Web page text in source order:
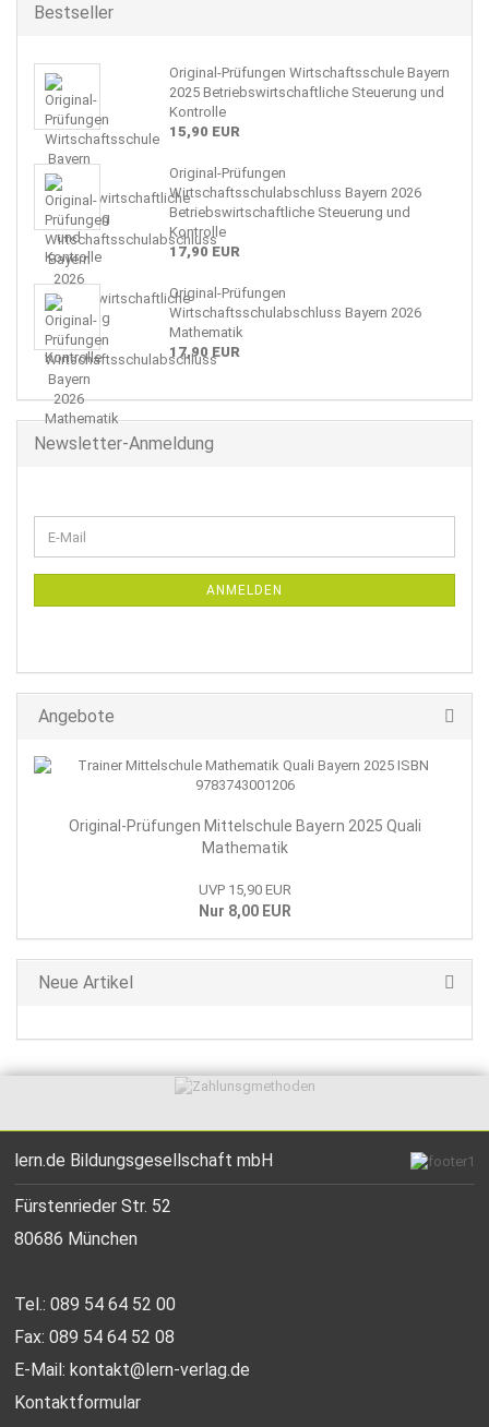
Bestseller
Original-Prüfungen Wirtschaftsschule Bayern
2025 Betriebswirtschaftliche Steuerung und
Kontrolle
15,90 EUR
Original-Prüfungen
Wirtschaftsschulabschluss Bayern 2026
Betriebswirtschaftliche Steuerung und
Kontrolle
17,90 EUR
Original-Prüfungen
Wirtschaftsschulabschluss Bayern 2026
Mathematik
17,90 EUR
Newsletter-Anmeldung
ZUR
E-
Mail
ANMELDEN
Angebote
Original-Prüfungen Mittelschule Bayern 2025 Quali
Mathematik
UVP 15,90 EUR
Nur 8,00 EUR
Neue Artikel
lern.de Bildungsgesellschaft mbH
Fürstenrieder Str. 52
80686 München
Tel.: 089 54 64 52 00
Fax: 089 54 64 52 08
E-Mail:kontakt@lern-verlag.de
Kontaktformular